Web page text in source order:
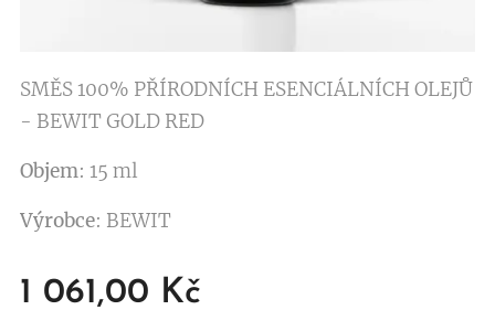
SMĚS 100% PŘÍRODNÍCH ESENCIÁLNÍCH OLEJŮ
- BEWIT GOLD RED
Objem: 15 ml
Výrobce: BEWIT
1 061,00 Kč